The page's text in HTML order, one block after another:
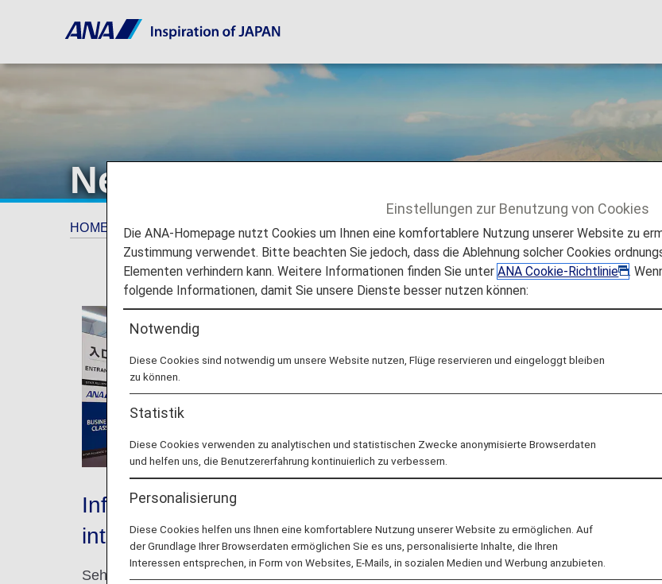
Netzwerk
HOME Planen und Buchen Netzwerk
Informationen zu
internationalen Strecken
Sehen Sie sich unsere neuen,
Um Passagieren eine größere Auswahl an
Flügen zu bieten, bieten wir gemeinsam mit
Einstellungen zur Benutzung von Cookies
Die ANA-Homepage nutzt Cookies um Ihnen eine komfortablere Nutzung unserer Website zu
Zustimmung verwendet. Bitte beachten Sie jedoch, dass die Ablehnung solcher Cookies
Elementen verhindern kann. Weitere Informationen finden Sie unterANA Cookie-Richtlinie
.
folgende Informationen, damit Sie unsere Dienste besser nutzen können:
Notwendig
Diese Cookies sind notwendig um unsere Website nutzen, Flüge reservieren und eingeloggt bleiben
zu können.
Statistik
Diese Cookies verwenden zu analytischen und statistischen Zwecke anonymisierte Browserdaten
und helfen uns, die Benutzererfahrung kontinuierlich zu verbessern.
Personalisierung
Diese Cookies helfen uns Ihnen eine komfortablere Nutzung unserer Website zu ermöglichen. Auf
der Grundlage Ihrer Browserdaten ermöglichen Sie es uns, personalisierte Inhalte, die Ihren
Interessen entsprechen, in Form von Websites, E-Mails, in sozialen Medien und Werbung anzubieten.